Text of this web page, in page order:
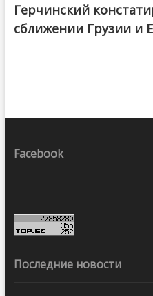
Герчинский
сближении Грузии и
Facebook
Последние новости